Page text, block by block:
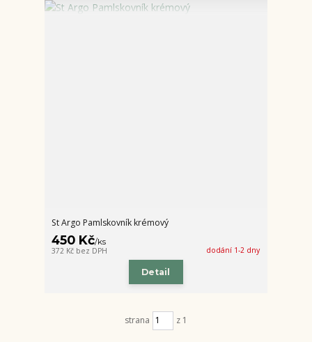
St Argo Pamlskovník krémový
450 Kč/ks
372 Kč bez DPH dodání 1-2 dny
Detail
strana z 1